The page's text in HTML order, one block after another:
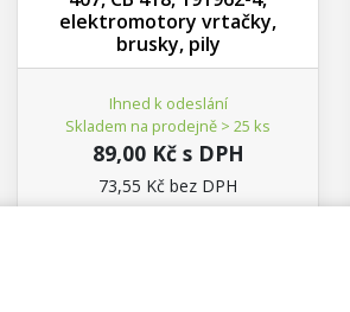
elektromotory vrtačky,
brusky, pily
Ihned k odeslání
Skladem na prodejně > 25 ks
89,00 Kč s DPH
73,55 Kč bez DPH